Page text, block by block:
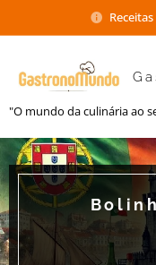
"O mundo da culinária ao